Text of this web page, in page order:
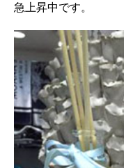
急上昇中です。